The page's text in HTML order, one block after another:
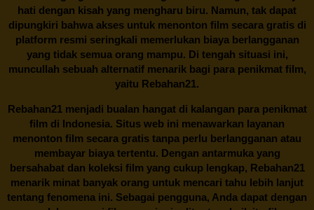
hati dengan kisah yang mengharu biru. Namun, tak dapat
dipungkiri bahwa akses untuk menonton film secara gratis di
platform resmi seringkali memerlukan biaya berlangganan
yang tidak semua orang mampu. Di tengah situasi ini,
muncullah sebuah alternatif menarik bagi para penikmat film,
yaitu Rebahan21.
Rebahan21menjadi bualan hangat di kalangan para penikmat
film di Indonesia. Situs web ini menawarkan layanan
menonton film secara gratis tanpa perlu berlangganan atau
membayar biaya tertentu. Dengan antarmuka yang
bersahabat dan koleksi film yang cukup lengkap, Rebahan21
menarik minat banyak orang untuk mencari tahu lebih lanjut
tentang fenomena ini. Sebagai pengguna, Anda dapat dengan